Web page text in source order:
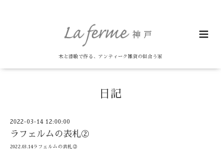
木と漆喰で作る、アンティーク雑貨の似合う家
日記
2022-03-14 12:00:00
ラフェルムの表札②
2022.03.14ラフェルムの表札②